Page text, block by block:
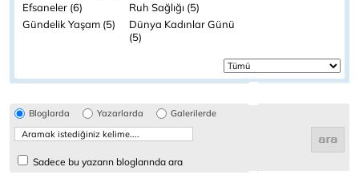
Efsaneler (6)
Ruh Sağlığı (5)
Gündelik Yaşam (5)
Dünya Kadınlar Günü
(5)
Bloglarda Yazarlarda Galerilerde
Sadece bu yazarın bloglarında ara